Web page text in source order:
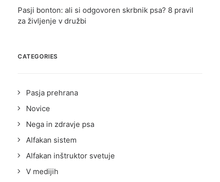
Pasji bonton: ali si odgovoren skrbnik psa? 8 pravil
za življenje v družbi
CATEGORIES
Pasja prehrana
Novice
Nega in zdravje psa
Alfakan sistem
Alfakan inštruktor svetuje
V medijih